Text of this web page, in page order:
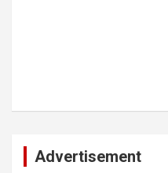
Advertisement